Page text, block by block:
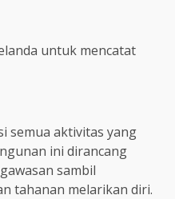
untuk mencatat
semua aktivitas yang
ini dirancang
sambil
tahanan melarikan diri.